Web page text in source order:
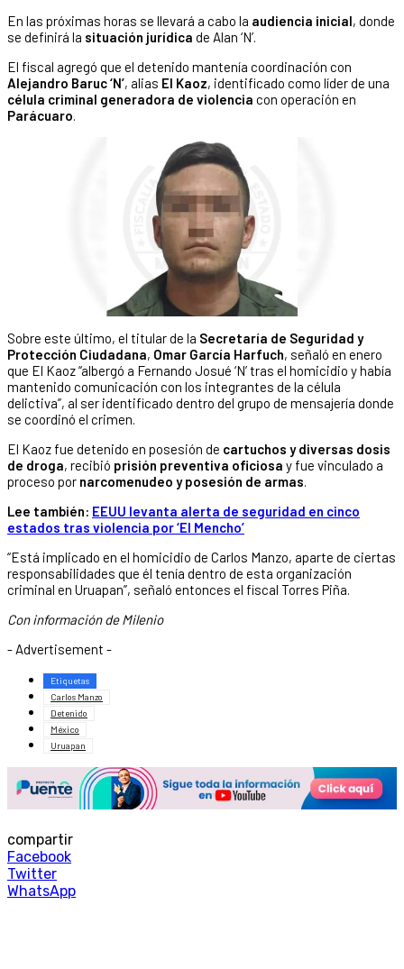
En las próximas horas se llevará a cabo la audiencia inicial, donde
se definirá la situación jurídica de Alan ‘N’.
El fiscal agregó que el detenido mantenía coordinación con
Alejandro Baruc ‘N’, alias El Kaoz, identificado como líder de una
célula criminal generadora de violencia con operación en
Parácuaro.
Sobre este último, el titular de la Secretaría de Seguridad y
Protección Ciudadana, Omar García Harfuch, señaló en enero
que El Kaoz “albergó a Fernando Josué ‘N’ tras el homicidio y había
mantenido comunicación con los integrantes de la célula
delictiva”, al ser identificado dentro del grupo de mensajería donde
se coordinó el crimen.
El Kaoz fue detenido en posesión de cartuchos y diversas dosis
de droga, recibió prisión preventiva oficiosa y fue vinculado a
proceso por narcomenudeo y posesión de armas.
Lee también: EEUU levanta alerta de seguridad en cinco
estados tras violencia por ‘El Mencho’
“Está implicado en el homicidio de Carlos Manzo, aparte de ciertas
responsabilidades que él tenía dentro de esta organización
criminal en Uruapan”, señaló entonces el fiscal Torres Piña.
Con información de Milenio
- Advertisement -
Etiquetas
Carlos Manzo
Detenido
México
Uruapan
compartir
Facebook
Twitter
WhatsApp